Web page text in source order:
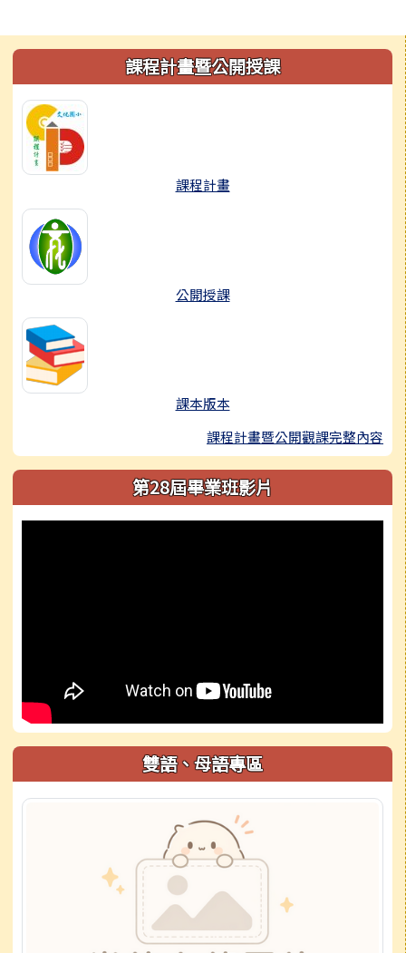
左邊區域內容課程計畫暨公開授課
課程計畫
公開授課
課本版本
課程計畫暨公開觀課完整內容
第28屆畢業班影片
雙語、母語專區